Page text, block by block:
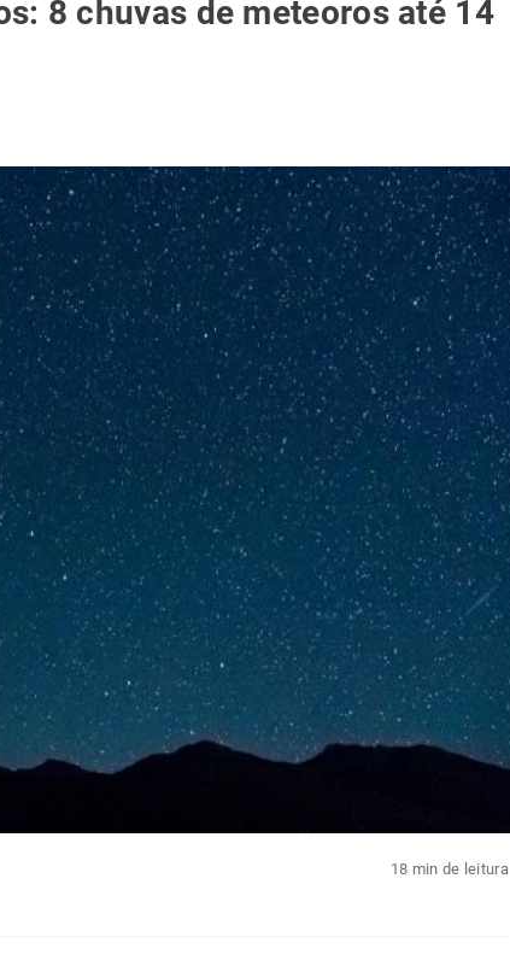
8 chuvas de meteoros até 14
18 min de leitura